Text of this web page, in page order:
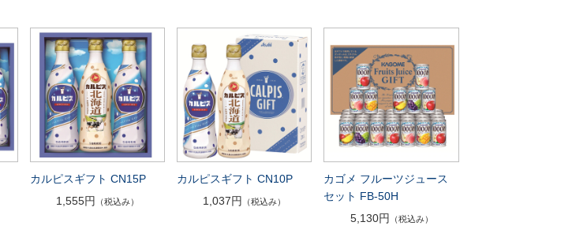
カルピスギフト CN15P
1,555円
（税込み）
カルピスギフト CN10P
1,037円
（税込み）
カゴメ フルーツジュース
セット FB-50H
5,130円
（税込み）